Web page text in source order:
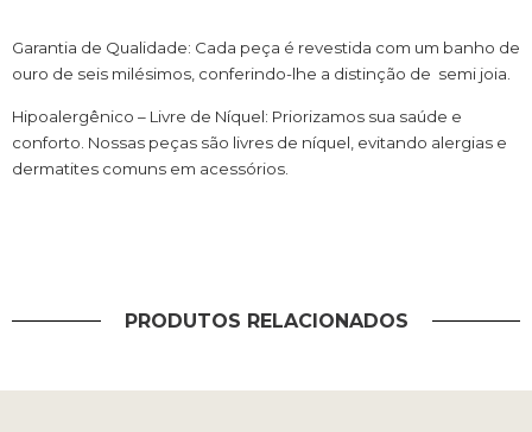
Garantia de Qualidade: Cada peça é revestida com um banho de
ouro de seis milésimos, conferindo-lhe a distinção de semi joia.
Hipoalergênico – Livre de Níquel: Priorizamos sua saúde e
conforto. Nossas peças são livres de níquel, evitando alergias e
dermatites comuns em acessórios.
PRODUTOS RELACIONADOS